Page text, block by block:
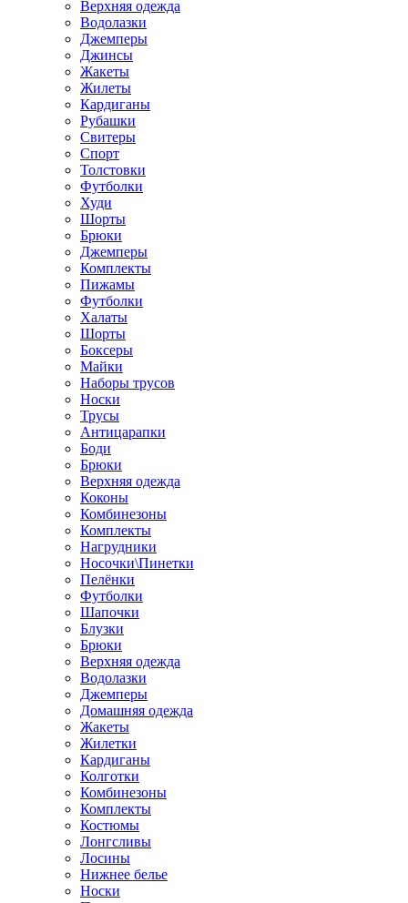
Верхняя одежда
Водолазки
Джемперы
Джинсы
Жакеты
Жилеты
Кардиганы
Рубашки
Свитеры
Спорт
Толстовки
Футболки
Худи
Шорты
Брюки
Джемперы
Комплекты
Пижамы
Футболки
Халаты
Шорты
Боксеры
Майки
Наборы трусов
Носки
Трусы
Антицарапки
Боди
Брюки
Верхняя одежда
Коконы
Комбинезоны
Комплекты
Нагрудники
Носочки\Пинетки
Пелёнки
Футболки
Шапочки
Блузки
Брюки
Верхняя одежда
Водолазки
Джемперы
Домашняя одежда
Жакеты
Жилетки
Кардиганы
Колготки
Комбинезоны
Комплекты
Костюмы
Лонгсливы
Лосины
Нижнее белье
Носки